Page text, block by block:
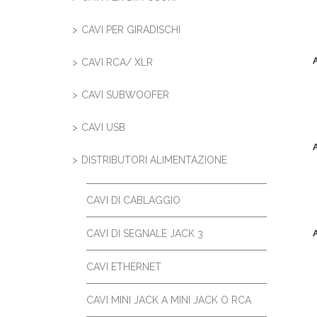
CAVI PER GIRADISCHI
CAVI RCA/ XLR
CAVI SUBWOOFER
CAVI USB
DISTRIBUTORI ALIMENTAZIONE
CAVI DI CABLAGGIO
CAVI DI SEGNALE JACK 3
CAVI ETHERNET
CAVI MINI JACK A MINI JACK O RCA